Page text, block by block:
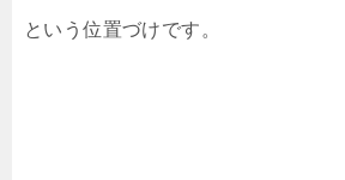
という位置づけです。